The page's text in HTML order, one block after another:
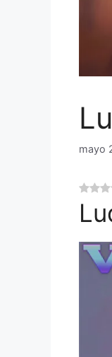
mayo